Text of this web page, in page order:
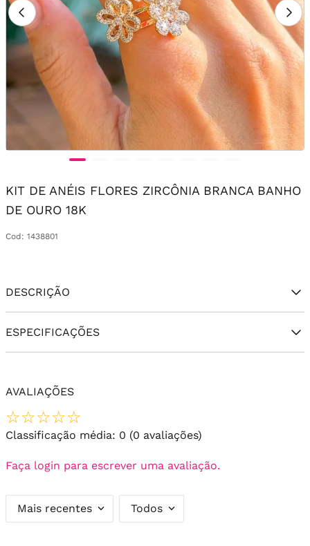
KIT DE ANÉIS FLORES ZIRCÔNIA BRANCA BANHO
DE OURO 18K
Cod : 1438801
DESCRIÇÃO
ESPECIFICAÇÕES
AVALIAÇÕES
☆☆☆☆☆
Classificação média: 0 (0 avaliações)
Faça login para escrever uma avaliação.
Mais recentes Todos